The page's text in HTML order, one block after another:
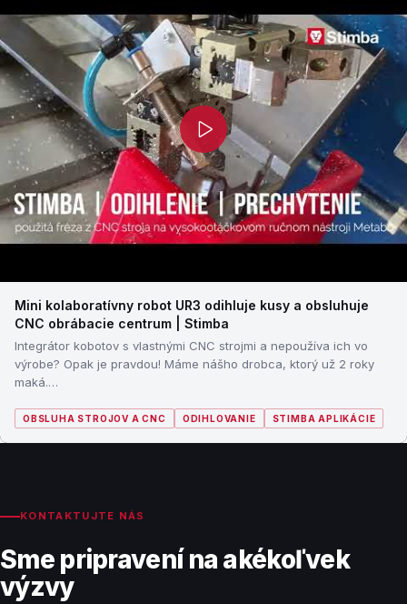
Mini kolaboratívny robot UR3 odihluje kusy a obsluhuje
CNC obrábacie centrum | Stimba
Integrátor kobotov s vlastnými CNC strojmi a nepoužíva ich vo
výrobe? Opak je pravdou! Máme nášho drobca, ktorý už 2 roky
maká.…
OBSLUHA STROJOV A CNC ODIHLOVANIE STIMBA APLIKÁCIE
KONTAKTUJTE NÁS
Sme pripravení na akékoľvek
výzvy